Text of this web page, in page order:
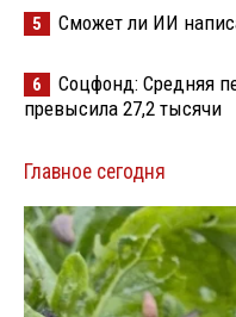
5 Сможет ли ИИ
6
Соцфонд: Средняя
превысила 27,2 тысячи
Главное сегодня